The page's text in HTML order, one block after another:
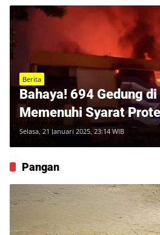
Berita
Bahaya! 694 Gedung
Memenuhi Syarat
Selasa, 21 Januari 2025, 23:14 WIB
Pangan